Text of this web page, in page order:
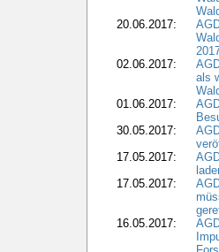
20.06.2017:
02.06.2017:
als
01.06.2017:
30.05.2017:
17.05.2017:
17.05.2017:
16.05.2017: